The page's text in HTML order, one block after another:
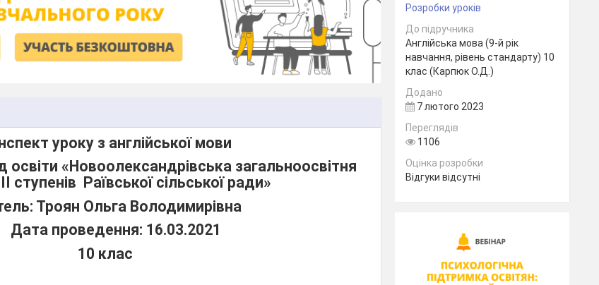
уроку з англійської мови
«Новоолександрівська загальноосвітня
ступенів Раївської сільської ради»
Троян Ольга Володимирівна
Дата проведення: 16.03.2021
10 клас
Розробки уроків
До підручника
Англійська мова (9-й рік
навчання, рівень стандарту) 10
клас (Карпюк О.Д.)
Додано
7 лютого 2023
Переглядів
1106
Оцінка розробки
Відгуки відсутні